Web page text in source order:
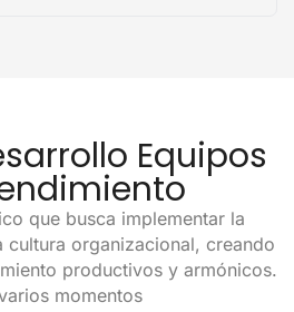
Equipos
que busca implementar la
cultura organizacional, creando
productivos y armónicos.
momentos